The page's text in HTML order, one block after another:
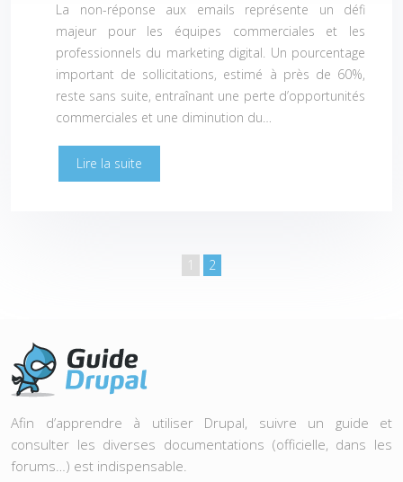
La non-réponse aux emails représente un défi
majeur pour les équipes commerciales et les
professionnels du marketing digital. Un pourcentage
important de sollicitations, estimé à près de 60%,
reste sans suite, entraînant une perte d’opportunités
commerciales et une diminution du…
Lire la suite
1 2
Afin d’apprendre à utiliser Drupal, suivre un guide et
consulter les diverses documentations (officielle, dans les
forums…) est indispensable.